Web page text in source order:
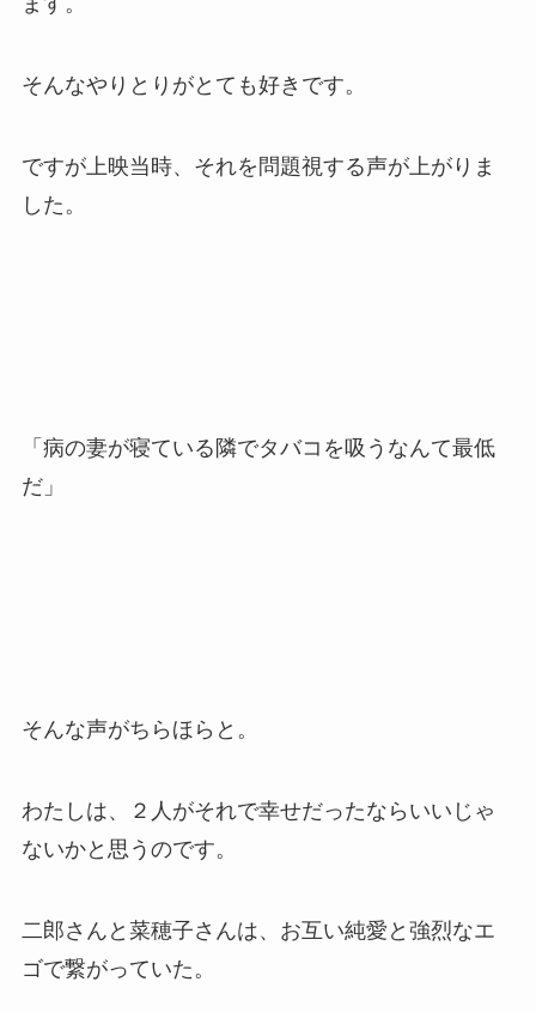
そんなやりとりがとても好きです。
ですが上映当時、それを問題視する声が上がりま
した。
「病の妻が寝ている隣でタバコを吸うなんて最低
だ」
そんな声がちらほらと。
わたしは、２人がそれで幸せだったならいいじゃ
ないかと思うのです。
二郎さんと菜穂子さんは、お互い純愛と強烈なエ
ゴで繋がっていた。